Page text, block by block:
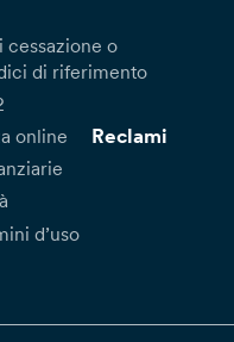
cessazione o
di riferimento
online Reclami
d’uso